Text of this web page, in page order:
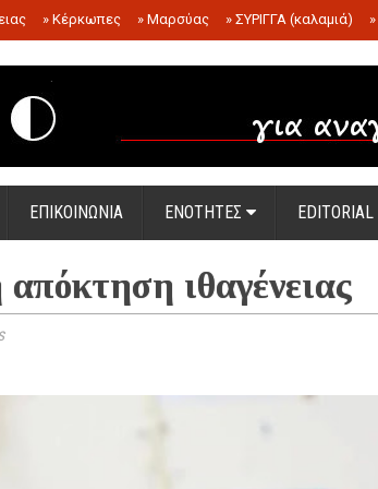
» Κέρκωπες » Μαρσύας » ΣΥΡΙΓΓΑ (καλαμιά) »
.
ΕΠΙΚΟΙΝΩΝΙΑ ΕΝΟΤΗΤΕΣ EDITORIAL
ιθαγένειας